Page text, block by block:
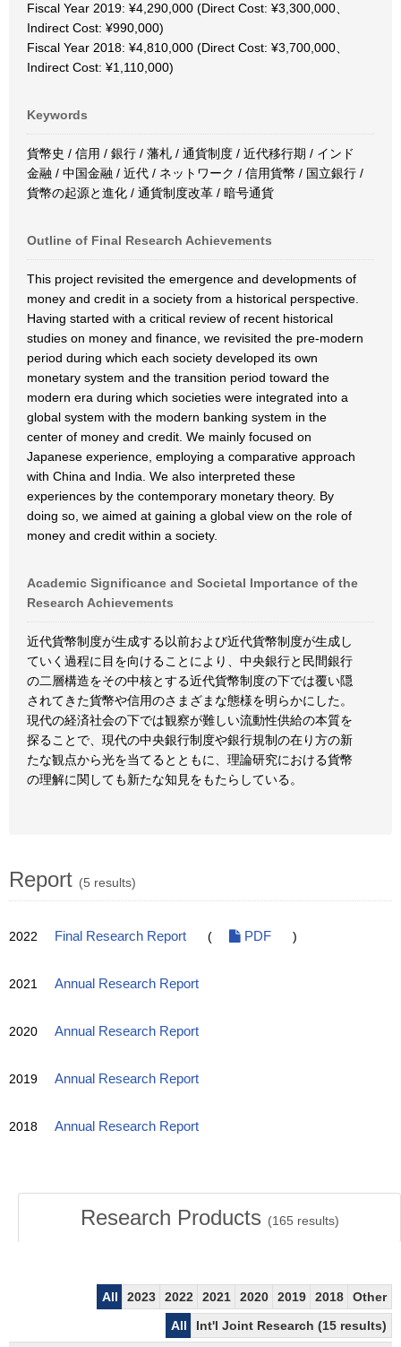
Fiscal Year 2019: ¥4,290,000 (Direct Cost: ¥3,300,000、
Indirect Cost: ¥990,000)
Fiscal Year 2018: ¥4,810,000 (Direct Cost: ¥3,700,000、
Indirect Cost: ¥1,110,000)
Keywords
貨幣史 / 信用 / 銀行 / 藩札 / 通貨制度 / 近代移行期 / インド
金融 / 中国金融 / 近代 / ネットワーク / 信用貨幣 / 国立銀行 /
貨幣の起源と進化 / 通貨制度改革 / 暗号通貨
Outline of Final Research Achievements
This project revisited the emergence and developments of
money and credit in a society from a historical perspective.
Having started with a critical review of recent historical
studies on money and finance, we revisited the pre-modern
period during which each society developed its own
monetary system and the transition period toward the
modern era during which societies were integrated into a
global system with the modern banking system in the
center of money and credit. We mainly focused on
Japanese experience, employing a comparative approach
with China and India. We also interpreted these
experiences by the contemporary monetary theory. By
doing so, we aimed at gaining a global view on the role of
money and credit within a society.
Academic Significance and Societal Importance of the
Research Achievements
近代貨幣制度が生成する以前および近代貨幣制度が生成し
ていく過程に目を向けることにより、中央銀行と民間銀行
の二層構造をその中核とする近代貨幣制度の下では覆い隠
されてきた貨幣や信用のさまざまな態様を明らかにした。
現代の経済社会の下では観察が難しい流動性供給の本質を
探ることで、現代の中央銀行制度や銀行規制の在り方の新
たな観点から光を当てるとともに、理論研究における貨幣
の理解に関しても新たな知見をもたらしている。
Report (5 results)
2022 Final Research Report ( PDF )
2021 Annual Research Report
2020 Annual Research Report
2019 Annual Research Report
2018 Annual Research Report
Research Products (165 results)
All 2023 2022 2021 2020 2019 2018
Other
All
Int'l Joint Research (15 results)